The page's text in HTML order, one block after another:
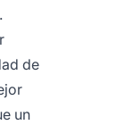
de
un